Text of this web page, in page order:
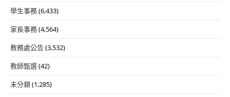
學生事務(6,433)
家長事務(4,564)
教務處公告(3,532)
教師甄選(42)
未分類(1,285)